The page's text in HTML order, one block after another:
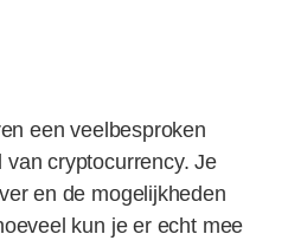
een veelbesproken
cryptocurrency. Je
en de mogelijkheden
kun je er echt mee